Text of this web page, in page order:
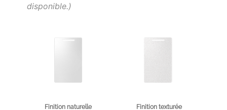
disponible.)
Finition naturelle
Finition texturée